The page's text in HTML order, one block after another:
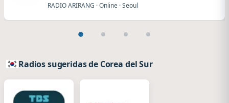
RADIO ARIRANG · Online · Seoul
Radios sugeridas de Corea del Sur